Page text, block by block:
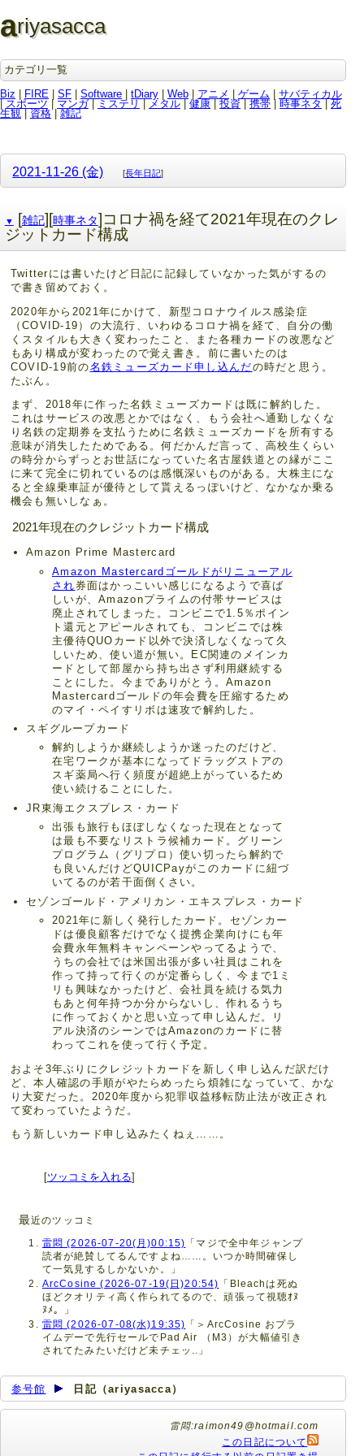
ariyasacca
カテゴリ一覧
Biz
FIRE SF Software tDiary Web アニメ ゲーム
サバティカル
スポーツ | マンガ| ミステリ メタル 健康 投資 携帯 | 時事ネタ
死
生観
資格| 雑記
2021-11-26 (金) [長年日記]
▼ [雑記][時事ネタ]コロナ禍を経て2021年現在のクレ
ジットカード構成
Twitterには書いたけど日記に記録していなかった気がするの
で書き留めておく。
2020年から2021年にかけて、新型コロナウイルス感染症
（COVID‑19）の大流行、いわゆるコロナ禍を経て、自分の働
くスタイルも大きく変わったこと、また各種カードの改悪など
もあり構成が変わったので覚え書き。前に書いたのは
COVID‑19前の名鉄ミューズカード申し込んだの時だと思う。
たぶん。
まず、2018年に作った名鉄ミューズカードは既に解約した。
これはサービスの改悪とかではなく、もう会社へ通勤しなくな
り名鉄の定期券を支払うために名鉄ミューズカードを所有する
意味が消失したためである。何だかんだ言って、高校生くらい
の時分からずっとお世話になっていた名古屋鉄道との縁がここ
に来て完全に切れているのは感慨深いものがある。大株主にな
ると全線乗車証が優待として貰えるっぽいけど、なかなか乗る
機会も無いしなぁ。
2021年現在のクレジットカード構成
Amazon Prime Mastercard
Amazon Mastercardゴールドがリニューアル
され券面はかっこいい感じになるようで喜ば
しいが、Amazonプライムの付帯サービスは
廃止されてしまった。コンビニで1.5％ポイン
ト還元とアピールされても、コンビニでは株
主優待QUOカード以外で決済しなくなって久
しいため、使い道が無い。EC関連のメインカ
ードとして部屋から持ち出さず利用継続する
ことにした。今までありがとう。Amazon
Mastercardゴールドの年会費を圧縮するため
のマイ・ペイすリボは速攻で解約した。
スギグループカード
解約しようか継続しようか迷ったのだけど、
在宅ワークが基本になってドラッグストアの
スギ薬局へ行く頻度が超絶上がっているため
使い続けることにした。
JR東海エクスプレス・カード
出張も旅行もほぼしなくなった現在となって
は最も不要なリストラ候補カード。グリーン
プログラム（グリプロ）使い切ったら解約で
も良いんだけどQUICPayがこのカードに紐づ
いてるのが若干面倒くさい。
セゾンゴールド・アメリカン・エキスプレス・カード
2021年に新しく発行したカード。セゾンカー
ドは優良顧客だけでなく提携企業向けにも年
会費永年無料キャンペーンやってるようで、
うちの会社では米国出張が多い社員はこれを
作って持って行くのが定番らしく、今まで1ミ
リも興味なかったけど、会社員を続ける気力
もあと何年持つか分からないし、作れるうち
に作っておくかと思い立って申し込んだ。リ
アル決済のシーンではAmazonのカードに替
わってこれを使って行く予定。
およそ3年ぶりにクレジットカードを新しく申し込んだ訳だけ
ど、本人確認の手順がやたらめったら煩雑になっていて、かな
り大変だった。2020年度から犯罪収益移転防止法が改正され
て変わっていたようだ。
もう新しいカード申し込みたくねぇ……。
[ツッコミを入れる]
最近のツッコミ
雷悶 (2026-07-20(月)00:15)
「マジで全中年ジャンプ
読者が絶賛してるんですよね……。いつか時間確保し
て一気見するしかないか。」
ArcCosine (2026-07-19(日)20:54)
「Bleachは死ぬ
ほどクオリティ高く作られてるので、頑張って視聴ｵﾇ
ﾇﾒ。」
雷悶 (2026-07-08(水)19:35)
「＞ArcCosine おプラ
イムデーで先行セールでPad Air （M3）が大幅値引き
されてたみたいだけど未チェッ..」
参号館 日記（ariyasacca）
雷悶:raimon49@hotmail.com
この日記について